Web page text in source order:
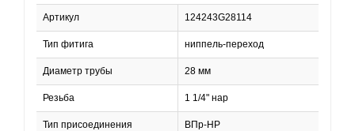
Артикул 124243G28114
Тип фитига ниппель-переход
Диаметр трубы 28 мм
Резьба 1 1/4" нар
Тип присоединения ВПр-НР